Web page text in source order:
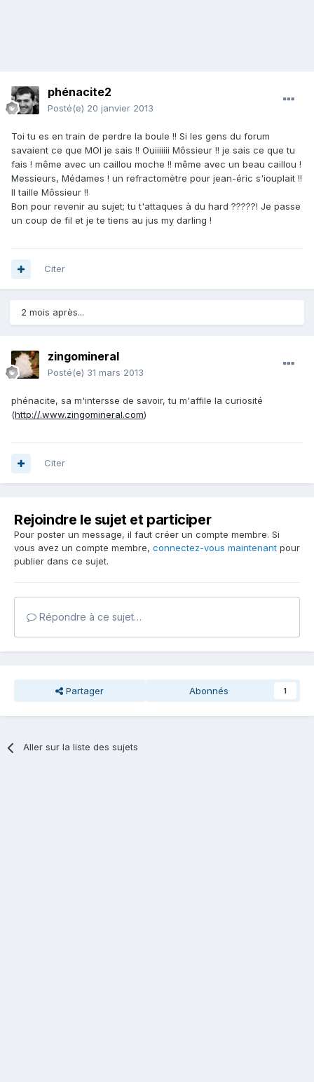
phénacite2
Posté(e) 20 janvier 2013
Toi tu es en train de perdre la boule !! Si les gens du forum
savaient ce que MOI je sais !! Ouiiiiiii Môssieur !! je sais ce que tu
fais ! même avec un caillou moche !! même avec un beau caillou !
Messieurs, Médames ! un refractomètre pour jean-éric s'iouplait !!
Il taille Môssieur !!
Bon pour revenir au sujet; tu t'attaques à du hard ?????! Je passe
un coup de fil et je te tiens au jus my darling !
Citer
2 mois après...
zingomineral
Posté(e) 31 mars 2013
phénacite, sa m'intersse de savoir, tu m'affile la curiosité
(http://.www.zingomineral.com)
Citer
Rejoindre le sujet et participer
Pour poster un message, il faut créer un compte membre. Si
vous avez un compte membre, connectez-vous maintenant pour
publier dans ce sujet.
Répondre à ce sujet…
Partager Abonnés 1
Aller sur la liste des sujets